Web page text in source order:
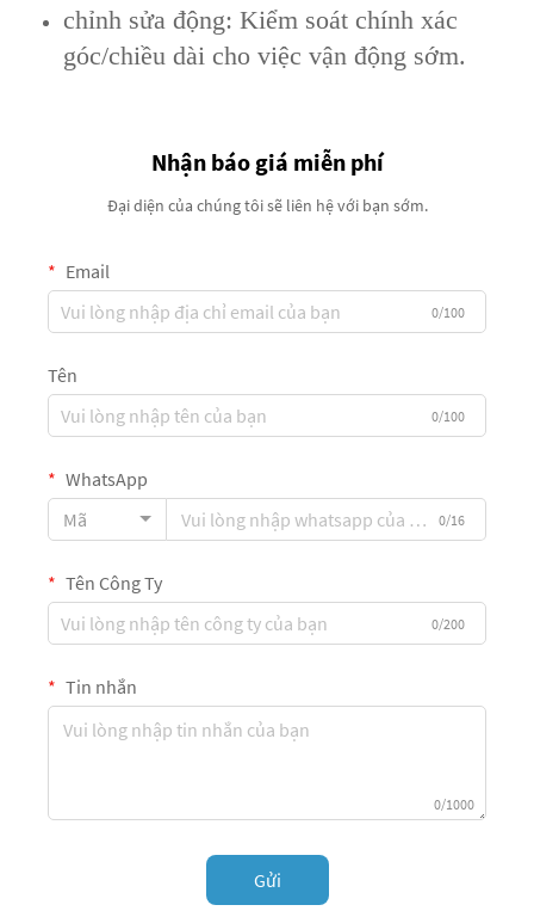
chỉnh sửa động: Kiểm soát chính xác
góc/chiều dài cho việc vận động sớm.
Nhận báo giá miễn phí
Đại diện của chúng tôi sẽ liên hệ với bạn sớm.
Email
0/100
Tên
0/100
WhatsApp
Mã
0/16
Tên Công Ty
0/200
Tin nhắn
0/1000
Gửi